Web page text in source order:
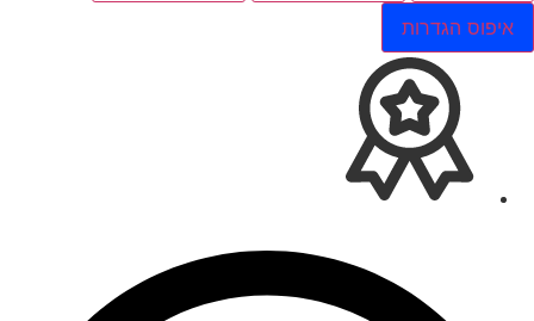
איפוס הגדרות